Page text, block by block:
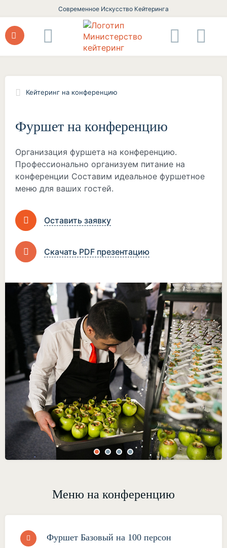
Современное Искусство Кейтеринга
Кейтеринг на конференцию
Фуршет на конференцию
Организация фуршета на конференцию.
Профессионально организуем питание на
конференции Составим идеальное фуршетное
меню для ваших гостей.
Оставить заявку
Скачать PDF презентацию
Меню на конференцию
Фуршет Базовый на 100 персон